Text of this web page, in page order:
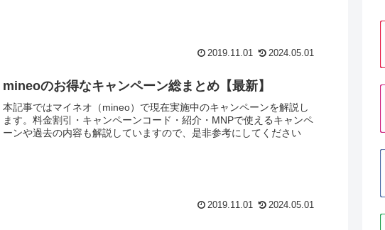
2019.11.01 2024.05.01
mineoのお得なキャンペーン総まとめ【最新】
本記事ではマイネオ（mineo）で現在実施中のキャンペーンを解説し
ます。料金割引・キャンペーンコード・紹介・MNPで使えるキャンペ
ーンや過去の内容も解説していますので、是非参考にしてください
2019.11.01 2024.05.01